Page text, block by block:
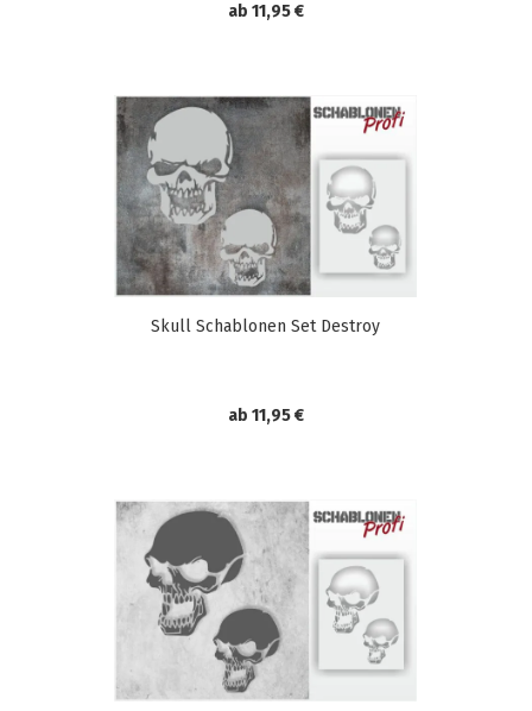
ab 11,95 €
Skull Schablonen Set Destroy
ab 11,95 €